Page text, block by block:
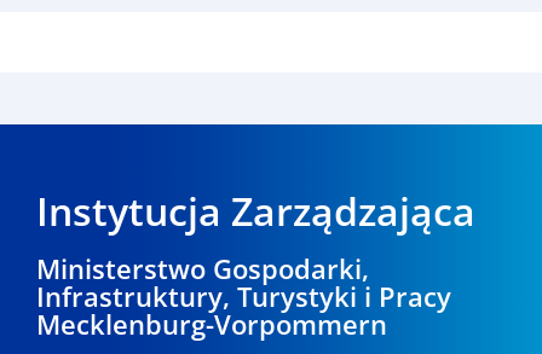
Instytucja Zarządzająca
Ministerstwo Gospodarki,
Infrastruktury, Turystyki i Pracy
Mecklenburg-Vorpommern